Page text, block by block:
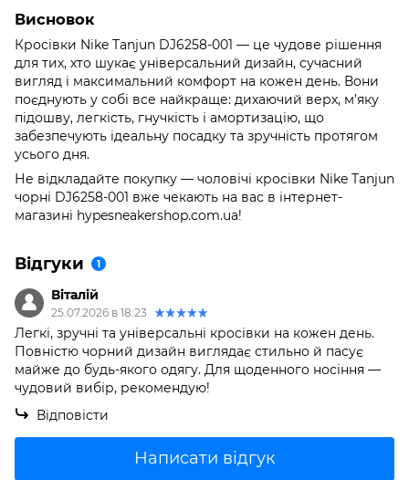
Висновок
Кросівки Nike Tanjun DJ6258-001 — це чудове рішення
для тих, хто шукає універсальний дизайн, сучасний
вигляд і максимальний комфорт на кожен день. Вони
поєднують у собі все найкраще: дихаючий верх, м’яку
підошву, легкість, гнучкість і амортизацію, що
забезпечують ідеальну посадку та зручність протягом
усього дня.
Не відкладайте покупку — чоловічі кросівки Nike Tanjun
чорні DJ6258-001 вже чекають на вас в інтернет-
магазині hypesneakershop.com.ua!
Відгуки 1
Віталій
25.07.2026 в 18:23
Легкі, зручні та універсальні кросівки на кожен день.
Повністю чорний дизайн виглядає стильно й пасує
майже до будь-якого одягу. Для щоденного носіння —
чудовий вибір, рекомендую!
Відповісти
Написати відгук